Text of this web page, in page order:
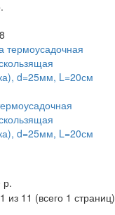
d=25мм, L=20см
р.
из 11 (всего 1 страниц)